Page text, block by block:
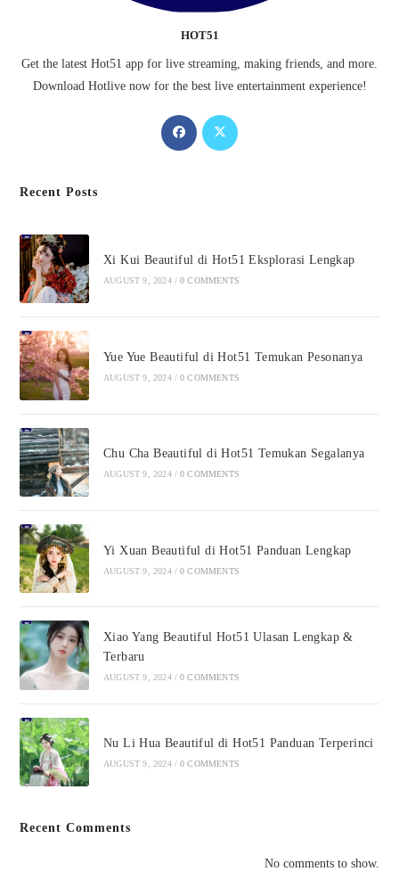
HOT51
Get the latest Hot51 app for live streaming, making friends, and more.
Download Hotlivenow for the best live entertainment experience!
Opens
in
Opens
Recent Posts
Xi Kui Beautiful di Hot51 Eksplorasi Lengkap
AUGUST 9, 2024 / 0 COMMENTS
Yue Yue Beautiful di Hot51 Temukan Pesonanya
AUGUST 9, 2024 / 0 COMMENTS
Chu Cha Beautiful di Hot51 Temukan Segalanya
AUGUST 9, 2024 / 0 COMMENTS
Yi Xuan Beautiful di Hot51 Panduan Lengkap
AUGUST 9, 2024 / 0 COMMENTS
Xiao Yang Beautiful Hot51 Ulasan Lengkap &
Terbaru
AUGUST 9, 2024 / 0 COMMENTS
Nu Li Hua Beautiful di Hot51 Panduan Terperinci
AUGUST 9, 2024 / 0 COMMENTS
Recent Comments
No comments to show.